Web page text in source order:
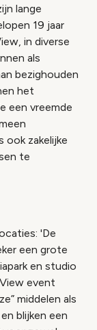
lange
19 jaar
in diverse
als
bezighouden
het
een vreemde
ook zakelijke
te
'De
een grote
en studio
event
middelen als
blijken een